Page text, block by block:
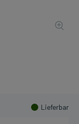
Lieferbar